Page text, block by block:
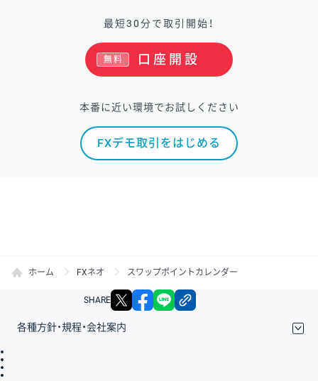
最短30分で取引開始！
口座開設
無料
本番に近い環境でお試しください
FXデモ取引をはじめる
ホーム FXネオ スワップポイントカレンダー
SHARE X facebook
各種方針・規程・会社案内